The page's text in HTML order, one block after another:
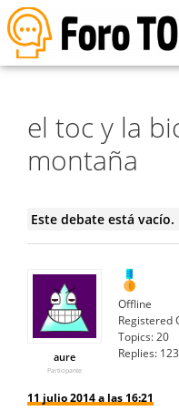
el toc y la
montaña
Este debate está vacío.
aure
Participante
Offline
Registered
Topics:20
Replies: 123
11 julio 2014 a las 16:21